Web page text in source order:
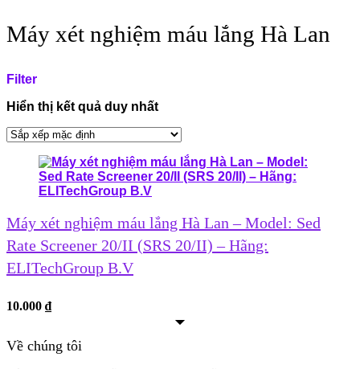
Máy xét nghiệm máu lắng Hà Lan
Filter
Hiển thị kết quả duy nhất
Máy xét nghiệm máu lắng Hà Lan – Model: Sed
Rate Screener 20/II (SRS 20/II) – Hãng:
ELITechGroup B.V
10.000 ₫
Về chúng tôi